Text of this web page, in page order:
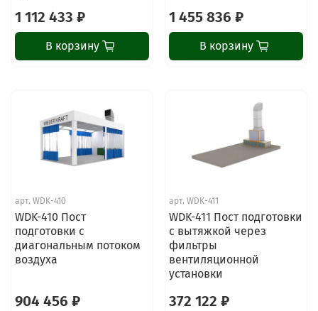
1 112 433 ₽
В корзину
1 455 836 ₽
В корзину
арт. WDK-410
WDK-410 Пост
подготовки с
диагональным потоком
воздуха
904 456 ₽
арт. WDK-411
WDK-411 Пост подготовки
с вытяжкой через
фильтры
вентиляционной
установки
372 122 ₽